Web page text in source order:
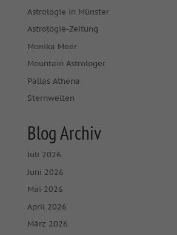
Astrologie in Münster
Astrologie-Zeitung
Monika Meer
Mountain Astrologer
Pallas Athena
Sternwelten
Blog Archiv
Juli 2026
Juni 2026
Mai 2026
April 2026
März 2026